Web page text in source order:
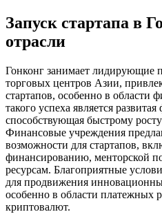
Запуск стартапа в
отрасли
Гонконг занимает лидирующие
торговых центров Азии,
стартапов, особенно в области
такого успеха является
способствующая быстрому
Финансовые учреждения
возможности для стартапов,
финансированию, менторской
ресурсам. Благоприятные
для продвижения
особенно в области платежных
криптовалют.